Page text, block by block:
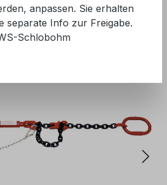
zur
anpassen. Sie erhalten
separate Info zur Freigabe.
Schlobohm